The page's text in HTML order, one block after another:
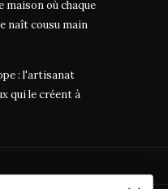
où chaque
naît cousu main
: l'artisanat
qui le créent à